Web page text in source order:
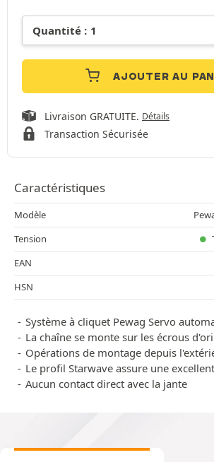
AJOUTER AU
Livraison GRATUITE. Détails
Transaction Sécurisée
Caractéristiques
Modèle
Tension
EAN
HSN
Système à cliquet Pewag Servo
La chaîne se monte sur les écrous
Opérations de montage depuis
Le profil Starwave assure une
Aucun contact direct avec la jante